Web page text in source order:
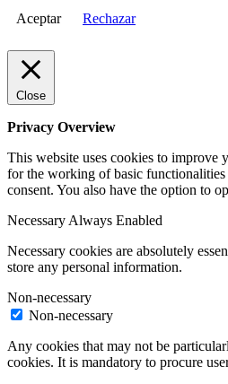
Aceptar Rechazar
Close
Privacy Overview
This website uses cookies to improve
for the working of basic
consent. You also have the option to
NecessaryAlways Enabled
Necessary cookies are absolutely
store any personal information.
Non-necessary
Non-necessary
Any cookies that may not be
cookies. It is mandatory to procure